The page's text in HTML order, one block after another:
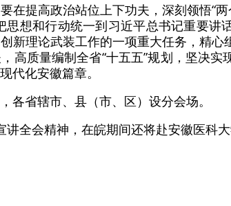
在提高政治站位上下功夫，深刻领悟“
思想和行动统一到习近平总书记重要讲
新理论武装工作的一项重大任务，精心
高质量编制全省“十五五”规划，坚决
代化安徽篇章。
各省辖市、县（市、区）设分会场。
全会精神，在皖期间还将赴安徽医科